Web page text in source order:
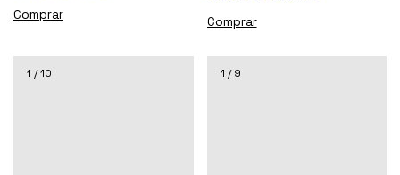
Comprar Comprar
1 /10 1 /9